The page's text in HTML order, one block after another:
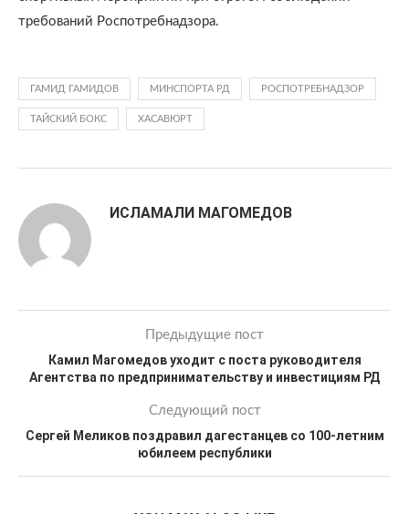
требований Роспотребнадзора.
ГАМИД ГАМИДОВ МИНСПОРТА РД РОСПОТРЕБНАДЗОР
ТАЙСКИЙ БОКС ХАСАВЮРТ
ИСЛАМАЛИ МАГОМЕДОВ
Предыдущие пост
Камил Магомедов уходит с поста руководителя
Агентства по предпринимательству и инвестициям РД
Следующий пост
Сергей Меликов поздравил дагестанцев со 100-летним
юбилеем республики